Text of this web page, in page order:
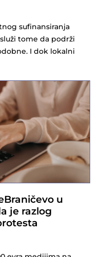
sufinansiranja
tome da podrži
I dok lokalni
u
je razlog